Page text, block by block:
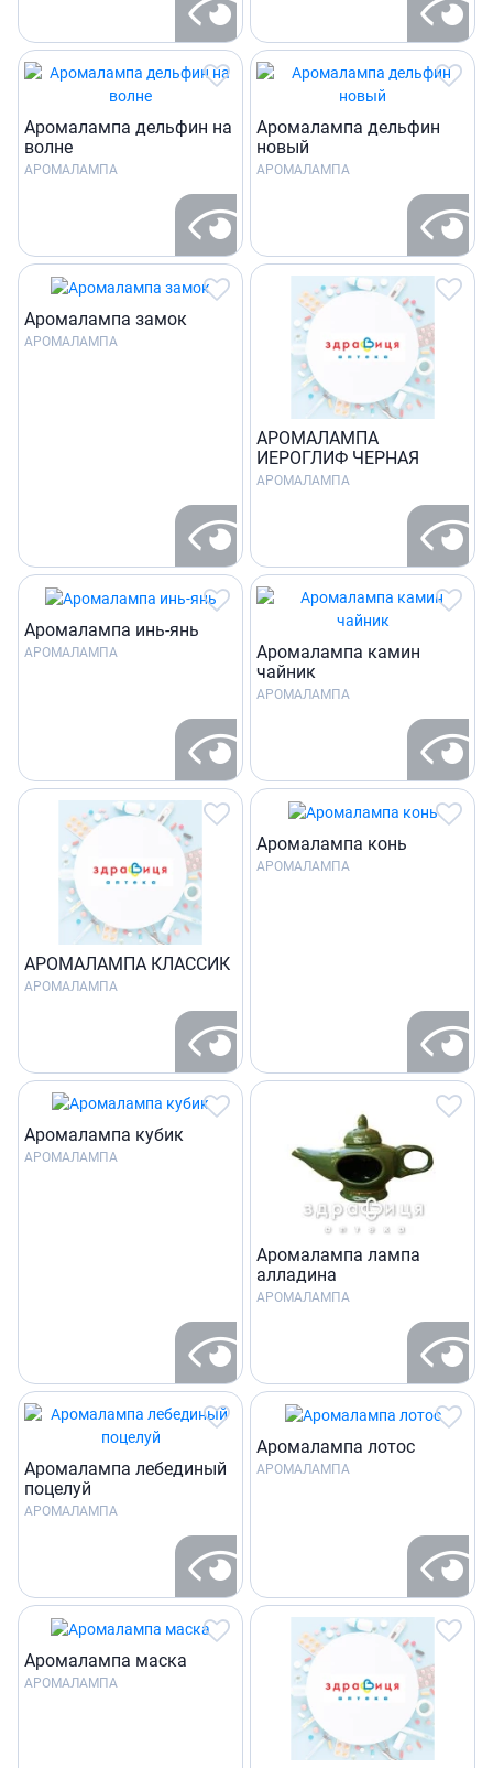
Аромалампа дельфин на
волне
АРОМАЛАМПА
Аромалампа дельфин
новый
АРОМАЛАМПА
Аромалампа замок
АРОМАЛАМПА
АРОМАЛАМПА
ИЕРОГЛИФ ЧЕРНАЯ
АРОМАЛАМПА
Аромалампа инь-янь
АРОМАЛАМПА
Аромалампа камин
чайник
АРОМАЛАМПА
АРОМАЛАМПА КЛАССИК
АРОМАЛАМПА
Аромалампа конь
АРОМАЛАМПА
Аромалампа кубик
АРОМАЛАМПА
Аромалампа лампа
алладина
АРОМАЛАМПА
Аромалампа лебединый
поцелуй
АРОМАЛАМПА
Аромалампа лотос
АРОМАЛАМПА
Аромалампа маска
АРОМАЛАМПА